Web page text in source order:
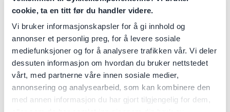
cookie, ta en titt før du handler videre.
Vi bruker informasjonskapsler for å gi innhold og
annonser et personlig preg, for å levere sosiale
mediefunksjoner og for å analysere trafikken vår. Vi deler
dessuten informasjon om hvordan du bruker nettstedet
vårt, med partnerne våre innen sosiale medier,
annonsering og analysearbeid, som kan kombinere den
med annen informasjon du har gjort tilgjengelig for dem,
BOA L6 strammesystemet - dette for at ikke snø og slaps
kan trenge inn. Dette, i kombinasjon med den høye ankelen
i neopren har Shimano her sikret dine føtte optimal
beskyttelse. Yttersåle konsturert med høy ytelses Michelin
gummiblanding for å opprettholde grep og slitestyrke.
Mellomsåle av typen Torbal som tillater mer flex i hæl-
partiet til skoen. Dette gir deg en mer naturlig flyt i tråkkene
og bevegelsene når kjøringen blir teknisk, samtidig som det